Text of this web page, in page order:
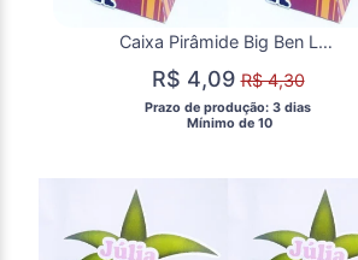
Caixa Pirâmide Big Ben Londres
R$ 4,09R$ 4,30
Prazo de produção: 3 dias
  Mínimo de 10